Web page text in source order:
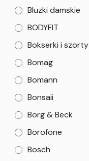
Bluzki damskie
BODYFIT
Bokserki i szorty
Bomag
Bomann
Bonsaii
Borg & Beck
Borofone
Bosch